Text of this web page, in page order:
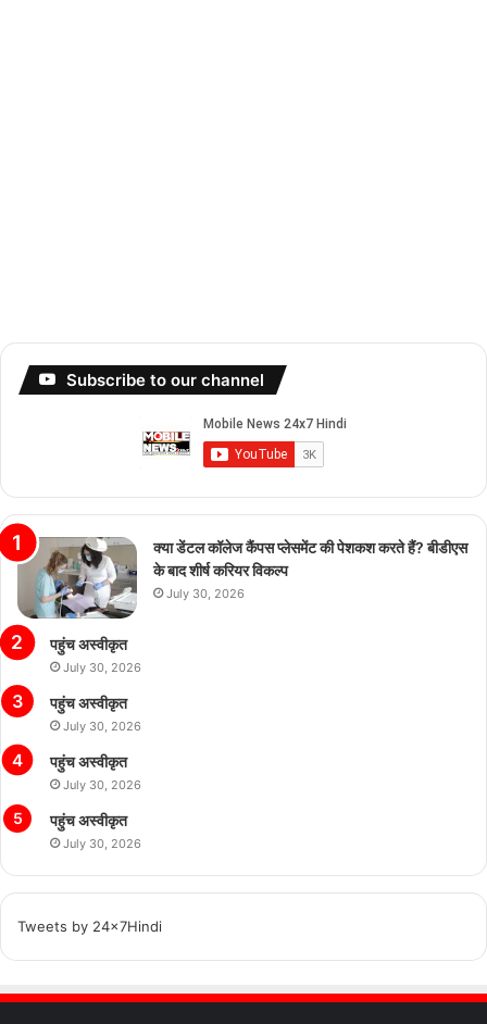
Subscribe to our channel
क्या डेंटल कॉलेज कैंपस प्लेसमेंट की पेशकश करते हैं? बीडीएस
के बाद शीर्ष करियर विकल्प
July 30, 2026
पहुंच अस्वीकृत
July 30, 2026
पहुंच अस्वीकृत
July 30, 2026
पहुंच अस्वीकृत
July 30, 2026
पहुंच अस्वीकृत
July 30, 2026
Tweets by 24x7Hindi